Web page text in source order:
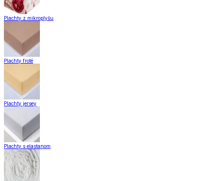
Plachty z mikroplyšu
Plachty froté
Plachty jersey
Plachty s elastanom